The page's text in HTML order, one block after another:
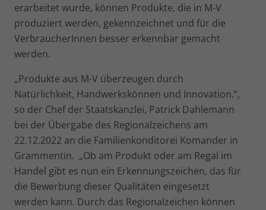
erarbeitet wurde, können Produkte, die in M-V
produziert werden, gekennzeichnet und für die
VerbraucherInnen besser erkennbar gemacht
werden.
„Produkte aus M-V überzeugen durch
Natürlichkeit, Handwerkskönnen und Innovation.“,
so der Chef der Staatskanzlei, Patrick Dahlemann
bei der Übergabe des Regionalzeichens am
22.12.2022 an die Familienkonditorei Komander in
Grammentin. „Ob am Produkt oder am Regal im
Handel gibt es nun ein Erkennungszeichen, das für
die Bewerbung dieser Qualitäten eingesetzt
werden kann. Durch das Regionalzeichen können